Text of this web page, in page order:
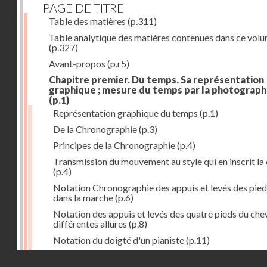
PAGE DE TITRE
Table des matières (p.311)
Table analytique des matières contenues dans ce
(p.327)
Avant-propos (p.r5)
Chapitre premier. Du temps. Sa représentation
graphique ; mesure du temps par la
(p.1)
Représentation graphique du temps (p.1)
De la Chronographie(p.3)
Principes de la Chronographie(p.4)
Transmission du mouvement au style qui en inscrit la
(p.4)
Notation Chronographie des appuis et levés des
dans la marche(p.6)
Notation des appuis et levés des quatre pieds du
différentes allures (p.8)
Notation du doigté d'un pianiste(p.11)